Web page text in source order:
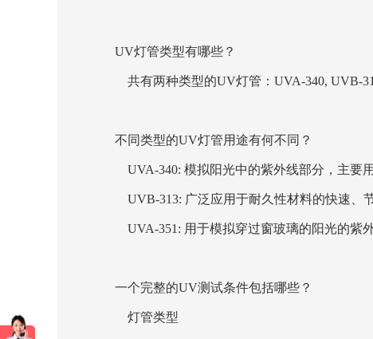
UV灯管类型有哪些？
共有两种类型的UV灯管：UVA-340, UVB-
不同类型的UV灯管用途有何不同？
UVA-340: 模拟阳光中的紫外线部分，主要
UVB-313: 广泛应用于耐久性材料的快速、
UVA-351: 用于模拟穿过窗玻璃的阳光的紫
一个完整的UV测试条件包括哪些？
灯管类型